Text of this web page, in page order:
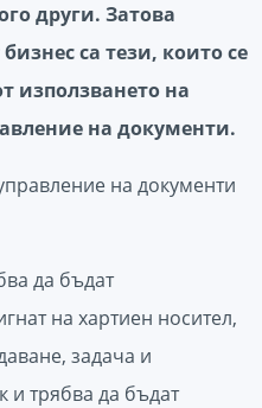
други. Затова
са тези, които се
използването на
на документи.
на документи
да бъдат
на хартиен носител,
задача и
и трябва да бъдат